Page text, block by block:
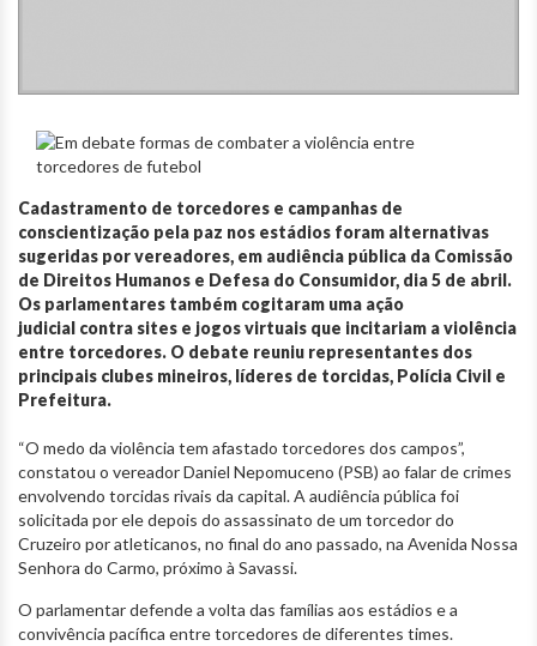
Cadastramento de torcedores e campanhas de
conscientização pela paz nos estádios foram alternativas
sugeridas por vereadores, em audiência pública da Comissão
de Direitos Humanos e Defesa do Consumidor, dia 5 de abril.
Os parlamentares também cogitaram uma ação
judicial contra sites e jogos virtuais que incitariam a violência
entre torcedores. O debate reuniu representantes dos
principais clubes mineiros, líderes de torcidas, Polícia Civil e
Prefeitura.
“O medo da violência tem afastado torcedores dos campos”,
constatou o vereador Daniel Nepomuceno (PSB) ao falar de crimes
envolvendo torcidas rivais da capital. A audiência pública foi
solicitada por ele depois do assassinato de um torcedor do
Cruzeiro por atleticanos, no final do ano passado, na Avenida Nossa
Senhora do Carmo, próximo à Savassi.
O parlamentar defende a volta das famílias aos estádios e a
convivência pacífica entre torcedores de diferentes times.